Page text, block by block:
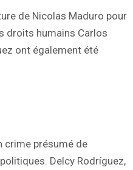
de Nicolas Maduro pour
droits humains Carlos
ont également été
crime présumé de
Delcy Rodríguez,